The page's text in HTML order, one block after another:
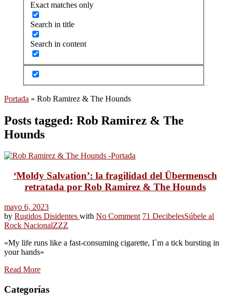
Exact matches only
Search in title
Search in content
Portada » Rob Ramirez & The Hounds
Posts tagged: Rob Ramirez & The
Hounds
‘Moldy Salvation’: la fragilidad del Übermensch
retratada por Rob Ramirez & The Hounds
mayo 6, 2023
by Rugidos Disidentes with No Comment 71 DecibelesSúbele al
Rock NacionalZZZ
«My life runs like a fast-consuming cigarette, I`m a tick bursting in
your hands»
Read More
Categorías